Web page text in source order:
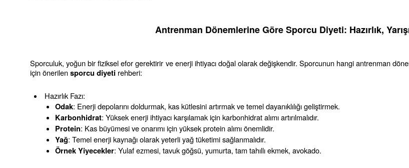
Antrenman Dönemlerine Göre Sporcu Diyeti: Hazırlık,
Sporculuk, yoğun bir fiziksel efor gerektirir ve enerji ihtiyacı doğal olarak değişkendir. Sporcunun hangi antrenman
için önerilen sporcu diyeti rehberi:
Hazırlık Fazı:
Odak: Enerji depolarını doldurmak, kas kütlesini artırmak ve temel dayanıklılığı geliştirmek.
Karbonhidrat: Yüksek enerji ihtiyacı karşılamak için karbonhidrat alımı artırılmalıdır.
Protein: Kas büyümesi ve onarımı için yüksek protein alımı önemlidir.
Yağ: Temel enerji kaynağı olarak yeterli yağ tüketimi sağlanmalıdır.
Örnek Yiyecekler: Yulaf ezmesi, tavuk göğsü, yumurta, tam tahıllı ekmek, avokado.